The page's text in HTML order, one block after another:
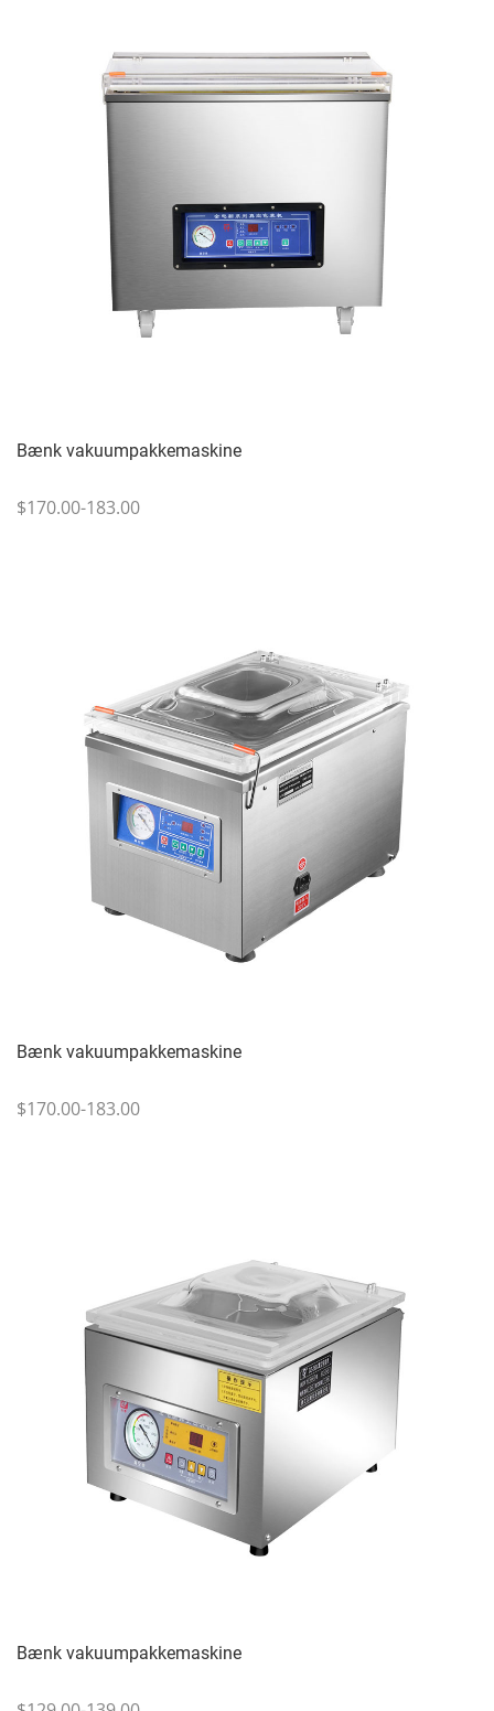
Bænk vakuumpakkemaskine
$170.00-183.00
Bænk vakuumpakkemaskine
$170.00-183.00
Bænk vakuumpakkemaskine